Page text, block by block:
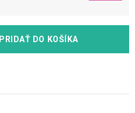
PRIDAŤ DO KOŠÍKA